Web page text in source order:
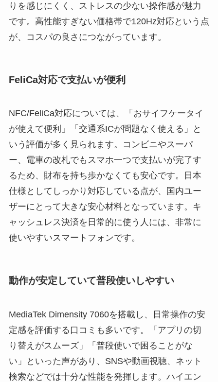
りを感じにくく、ストレスの少ない操作感が魅力
です。高性能すぎない価格帯で120Hz対応という点
が、コスパの良さにつながっています。
FeliCa対応で支払いが便利
NFC/FeliCa対応については、「おサイフケータイ
が使えて便利」「交通系ICが問題なく使える」と
いう評価が多く見られます。コンビニやスーパ
ー、電車の改札でもスマホ一つで支払いが完了す
るため、財布を持ち歩かなくても安心です。日本
仕様としてしっかり対応している点が、国内ユー
ザーにとって大きな安心材料となっています。キ
ャッシュレス決済を日常的に使う人には、非常に
使いやすいスマートフォンです。
動作が安定していて普段使いしやすい
MediaTek Dimensity 7060を搭載し、日常操作の安
定感を評価する口コミも多いです。「アプリの切
り替えがスムーズ」「普段使いで困ることがな
い」といった声があり、SNSや動画視聴、ネット
検索などでは十分な性能を発揮します。ハイエン